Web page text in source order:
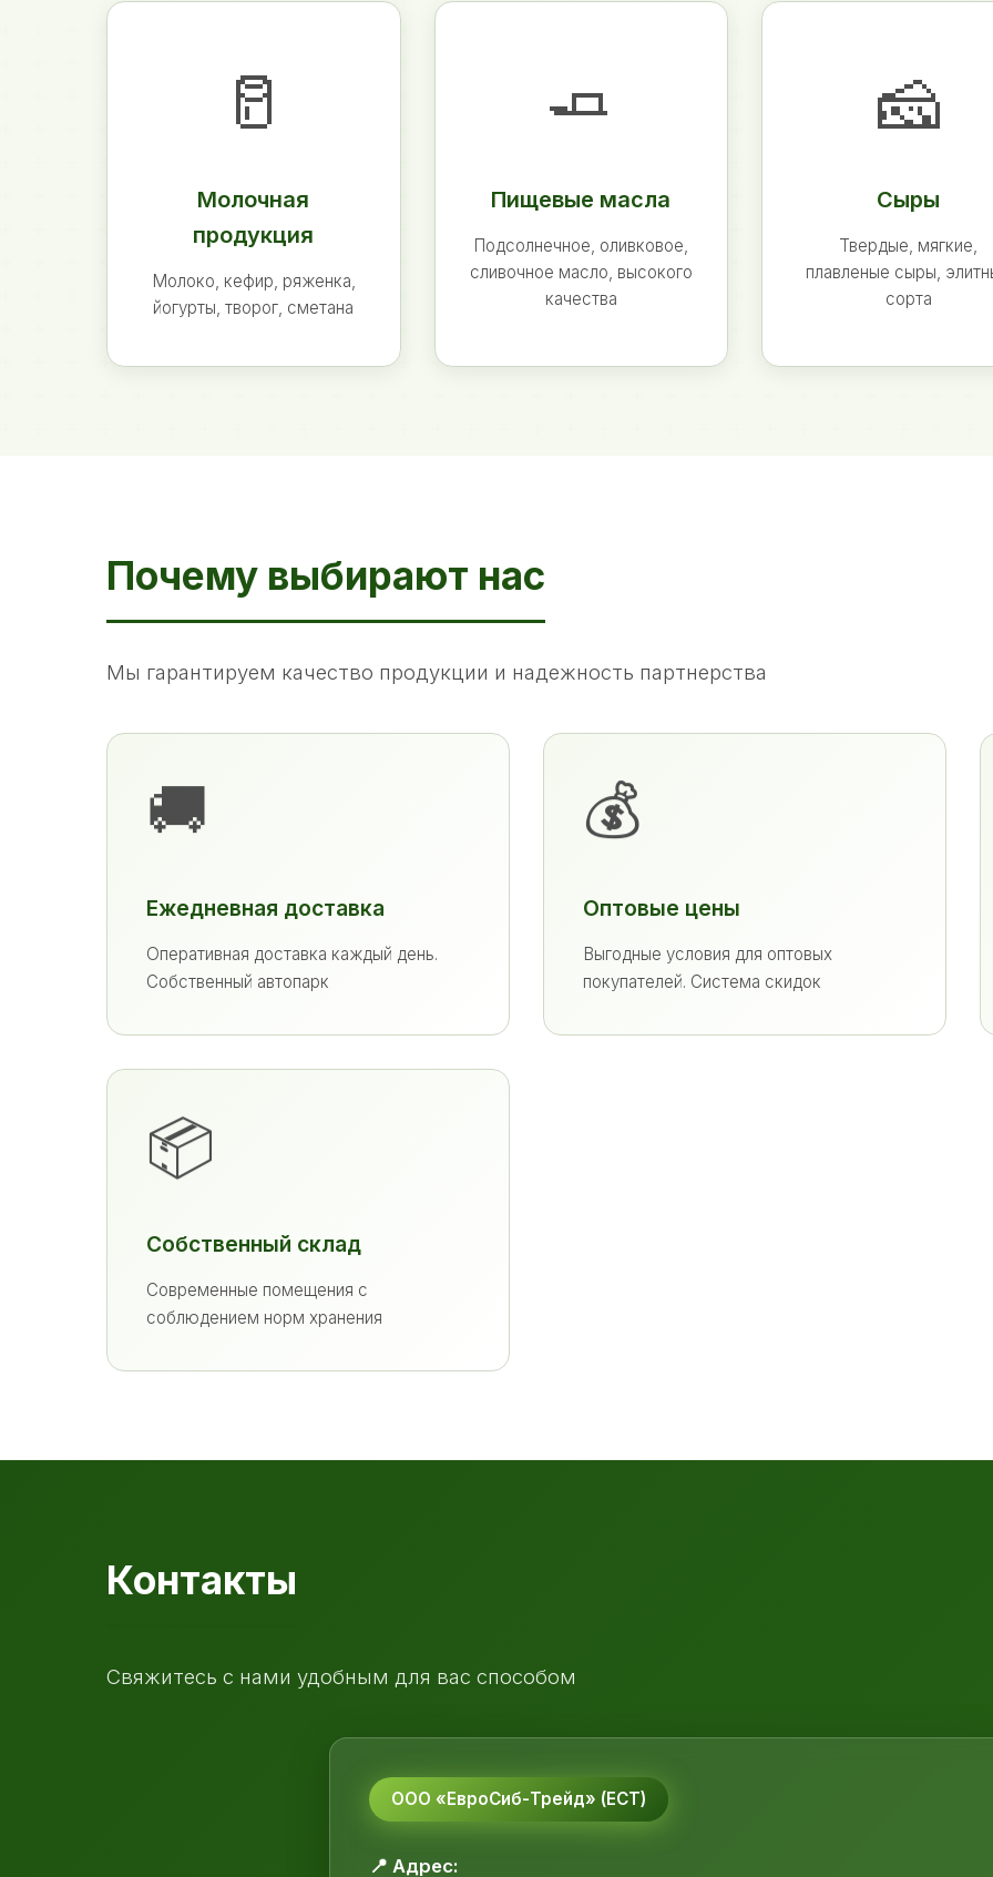
🥛
Молочная
продукция
Молоко, кефир, ряженка,
йогурты, творог, сметана
🧈
Пищевые масла
Подсолнечное, оливковое,
сливочное масло, высокого
качества
🧀
Сыры
Твердые, мягкие,
плавленые сыры,
сорта
Почему выбирают нас
Мы гарантируем качество продукции и надежность партнерства
🚚
Ежедневная доставка
Оперативная доставка каждый день.
Собственный автопарк
💰
Оптовые цены
Выгодные условия для оптовых
покупателей. Система скидок
📦
Собственный склад
Современные помещения с
соблюдением норм хранения
Контакты
Свяжитесь с нами удобным для вас способом
ООО «ЕвроСиб-Трейд» (ЕСТ)
📍 Адрес: